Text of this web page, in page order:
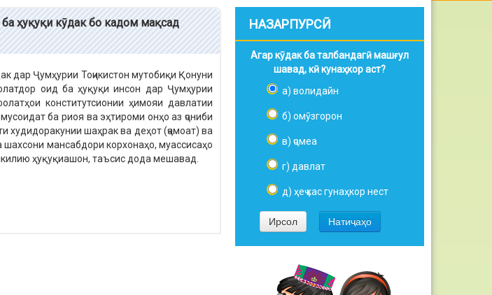
ҳуқуқи кӯдак бо кадом мақсад
дар Ҷумҳурии Тоҷикистон мутобиқи Қонуни
оид ба ҳуқуқи инсон дар Ҷумҳурии
конститутсионии ҳимояи давлатии
ба риоя ва эҳтироми онҳо аз ҷониби
шаҳрак ва деҳот (ҷамоат) ва
мансабдори корхонаҳо, муассисаҳо
ҳуқуқиашон, таъсис дода мешавад.
НАЗАРПУРСӢ
Агар кӯдак ба талбандагӣ машғул
шавад, кӣ кунаҳкор аст?
а) волидайн
б) омӯзгорон
в) ҷомеа
г) давлат
д) ҳеҷ кас гунаҳкор нест